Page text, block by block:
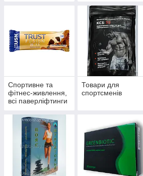
водопостачання й
опалення
Спортивне та
фітнес-живлення,
всі паверліфтинги
тренажери, одяг
Товари для
спортсменів